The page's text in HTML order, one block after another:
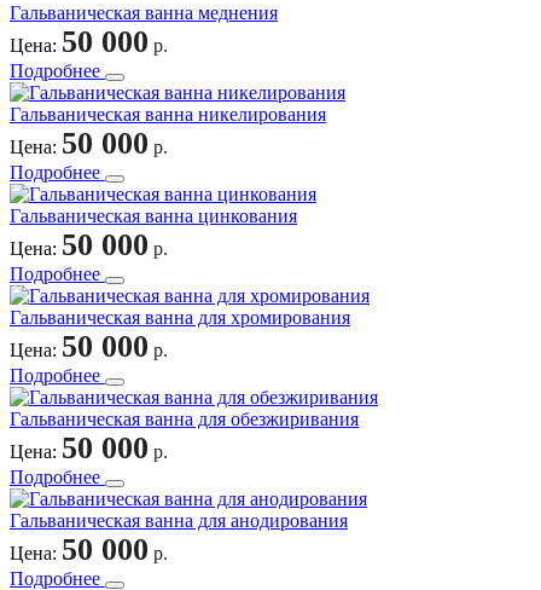
Гальваническая ванна меднения
Цена: 50 000 р.
Подробнее
Гальваническая ванна никелирования
Цена: 50 000 р.
Подробнее
Гальваническая ванна цинкования
Цена: 50 000 р.
Подробнее
Гальваническая ванна для хромирования
Цена: 50 000 р.
Подробнее
Гальваническая ванна для обезжиривания
Цена: 50 000 р.
Подробнее
Гальваническая ванна для анодирования
Цена: 50 000 р.
Подробнее